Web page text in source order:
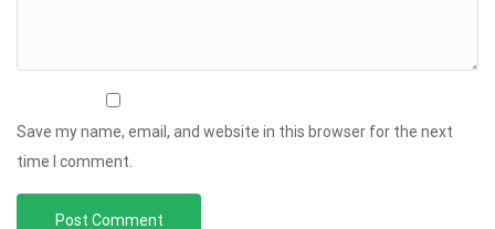
Save my name, email, and website in this browser for the next
time I comment.